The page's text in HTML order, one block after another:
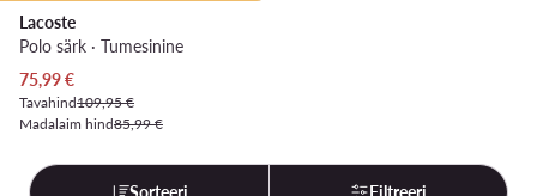
Lacoste
Polo särk · Tumesinine
Praegune hind
75,99€
Tavahind109,95 €
Madalaim hind85,99 €
Sorteeri Filtreeri